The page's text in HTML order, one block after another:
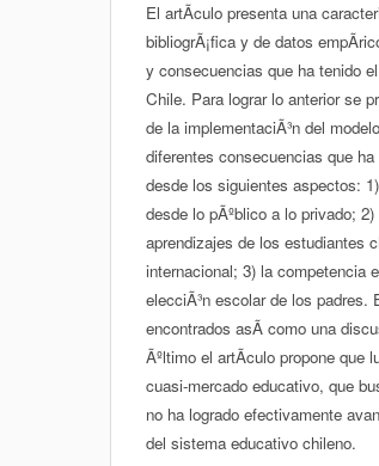
El artÃ­culo presenta una
bibliogrÃ¡fica y de datos
y consecuencias que ha tenido
Chile. Para lograr lo anterior se
de la implementaciÃ³n del
diferentes consecuencias que
desde los siguientes aspectos:
desde lo pÃºblico a lo privado;
aprendizajes de los estudiantes
internacional; 3) la competencia
elecciÃ³n escolar de los
encontrados asÃ­ como una
Ãºltimo el artÃ­culo propone que
cuasi-mercado educativo, que
no ha logrado efectivamente
del sistema educativo chileno.